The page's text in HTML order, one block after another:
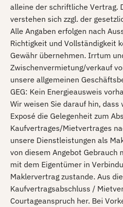
alleine der schriftliche Vertrag.
verstehen sich zzgl. der
Alle Angaben erfolgen nach
Richtigkeit und Vollständigkeit
Gewähr übernehmen. Irrtum
Zwischenvermietung/verkauf
unsere allgemeinen
GEG: Kein Energieausweis
Wir weisen Sie darauf hin,
Exposé die Gelegenheit zum
Kaufvertrages/Mietvertrages
unsere Dienstleistungen als
von diesem Angebot Gebrauch
mit dem Eigentümer in
Maklervertrag zustande. Aus
Kaufvertragsabschluss /
Courtageanspruch her. Bei